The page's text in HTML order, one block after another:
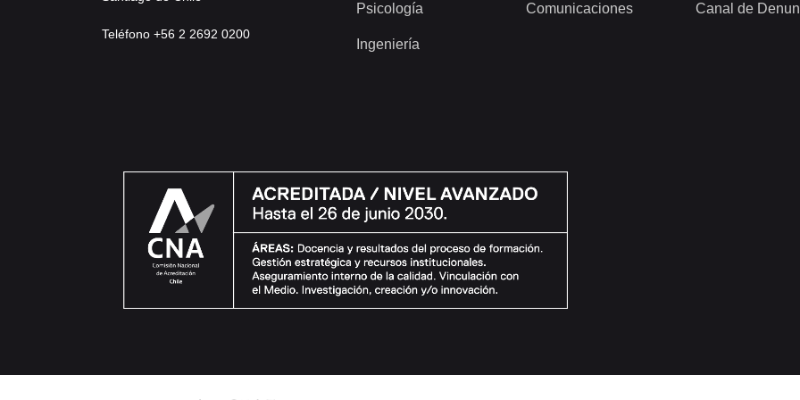
Teléfono +56 2 2692 0200
Psicología
Ingeniería
Comunicaciones Canal de